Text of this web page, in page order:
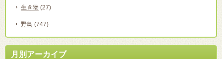
生き物 (27)
野鳥 (747)
月別アーカイブ